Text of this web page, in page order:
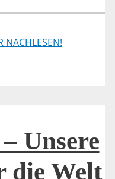
NACHLESEN!
Unsere
die Welt